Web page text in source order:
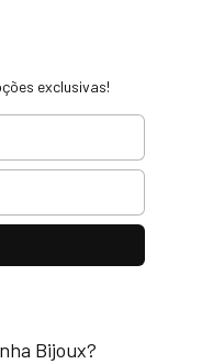
exclusivas!
Bijoux?